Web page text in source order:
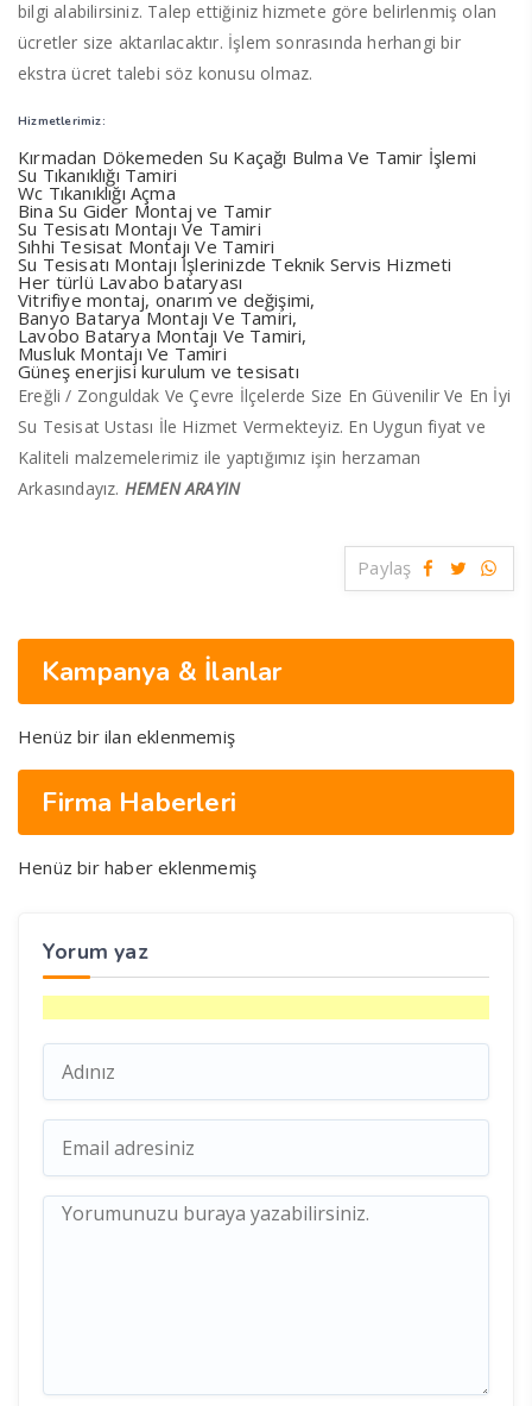
bilgi alabilirsiniz. Talep ettiğiniz hizmete göre belirlenmiş olan
ücretler size aktarılacaktır. İşlem sonrasında herhangi bir
ekstra ücret talebi söz konusu olmaz.
Hizmetlerimiz:
Kırmadan Dökemeden Su Kaçağı Bulma Ve Tamir İşlemi
Su Tıkanıklığı Tamiri
Wc Tıkanıklığı Açma
Bina Su Gider Montaj ve Tamir
Su Tesisatı Montajı Ve Tamiri
Sıhhi Tesisat Montajı Ve Tamiri
Su Tesisatı Montajı İşlerinizde Teknik Servis Hizmeti
Her türlü Lavabo bataryası
Vitrifiye montaj, onarım ve değişimi,
Banyo Batarya Montajı Ve Tamiri,
Lavobo Batarya Montajı Ve Tamiri,
Musluk Montajı Ve Tamiri
Güneş enerjisi kurulum ve tesisatı
Ereğli / Zonguldak Ve Çevre İlçelerde Size En Güvenilir Ve En İyi
Su Tesisat Ustası İle Hizmet Vermekteyiz. En Uygun fiyat ve
Kaliteli malzemelerimiz ile yaptığımız işin herzaman
Arkasındayız. HEMEN ARAYIN
Paylaş
Kampanya & İlanlar
Henüz bir ilan eklenmemiş
Firma Haberleri
Henüz bir haber eklenmemiş
Yorum yaz